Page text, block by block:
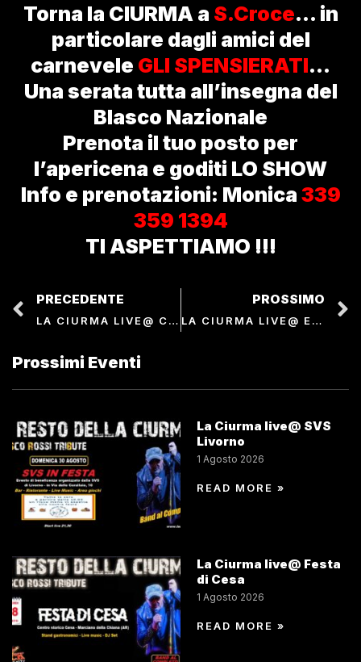
Torna la CIURMA a S.Croce… in
particolare dagli amici del
carnevele GLI SPENSIERATI…
Una serata tutta all’insegna del
Blasco Nazionale
Prenota il tuo posto per
l’apericena e goditi LO SHOW
Info e prenotazioni: Monica 339
359 1394
TI ASPETTIAMO !!!
PRECEDENTE
LA CIURMA LIVE@ CHIOSCO DEL PORTO
PROSSIMO
LA CIURMA LIVE@ EMPOLI BEER FEST
Prossimi Eventi
La Ciurma live@ SVS
Livorno
1 Agosto 2026
READ MORE »
La Ciurma live@ Festa
di Cesa
1 Agosto 2026
READ MORE »